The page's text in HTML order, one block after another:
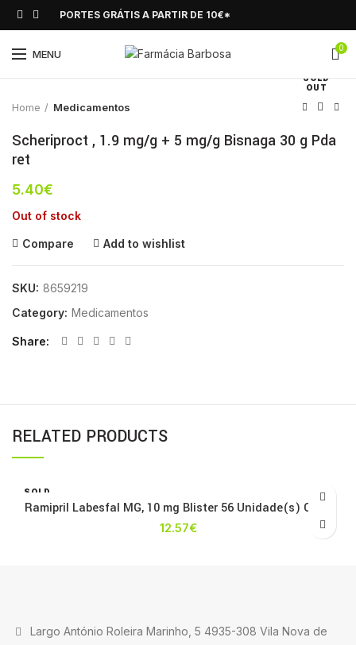
PORTES GRÁTIS A PARTIR DE 10€*
MENU 0
SOLD
OUT
Click to enlarge
Home Medicamentos
Scheriproct , 1.9 mg/g + 5 mg/g Bisnaga 30 g Pda
ret
5.40€
Out of stock
Compare Add to wishlist
SKU: 8659219
Category: Medicamentos
Share
RELATED PRODUCTS
SOLD
OUT
Ramipril Labesfal MG, 10 mg Blister 56 Unidade(s) Caps
12.57€
Largo António Roleira Marinho, 5 4935-308 Vila Nova de